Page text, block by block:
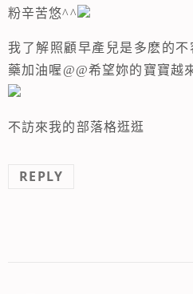
粉辛苦悠^^
我了解照顧早產兒是多麽的不
藥加油喔@@希望妳的寶寶越
不訪來我的部落格逛逛
REPLY